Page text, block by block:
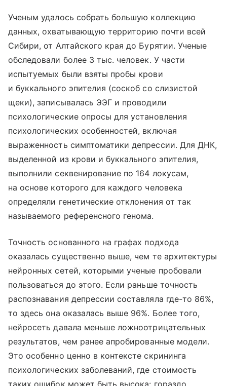
Ученым удалось собрать большую коллекцию
данных, охватывающую территорию почти всей
Сибири, от Алтайского края до Бурятии. Ученые
обследовали более 3 тыс. человек. У части
испытуемых были взяты пробы крови
и буккального эпителия (соскоб со слизистой
щеки), записывалась ЭЭГ и проводили
психологические опросы для установления
психологических особенностей, включая
выраженность симптоматики депрессии. Для ДНК,
выделенной из крови и буккального эпителия,
выполнили секвенирование по 164 локусам,
на основе которого для каждого человека
определяли генетические отклонения от так
называемого референсного генома.
Точность основанного на графах подхода
оказалась существенно выше, чем те архитектуры
нейронных сетей, которыми ученые пробовали
пользоваться до этого. Если раньше точность
распознавания депрессии составляла где-то 86%,
то здесь она оказалась выше 96%. Более того,
нейросеть давала меньше ложноотрицательных
результатов, чем ранее апробированные модели.
Это особенно ценно в контексте скрининга
психологических заболеваний, где стоимость
таких ошибок может быть высока: гораздо